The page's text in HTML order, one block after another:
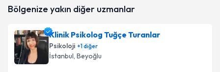
Bölgenize yakın diğer uzmanlar
Klinik Psikolog Tuğçe Turanlar
Psikoloji +1diğer
İstanbul, Beyoğlu